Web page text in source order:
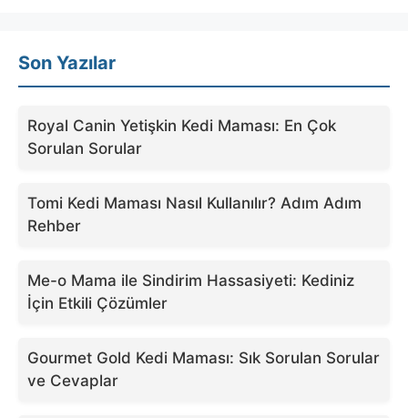
Son Yazılar
Royal Canin Yetişkin Kedi Maması: En Çok
Sorulan Sorular
Tomi Kedi Maması Nasıl Kullanılır? Adım Adım
Rehber
Me-o Mama ile Sindirim Hassasiyeti: Kediniz
İçin Etkili Çözümler
Gourmet Gold Kedi Maması: Sık Sorulan Sorular
ve Cevaplar